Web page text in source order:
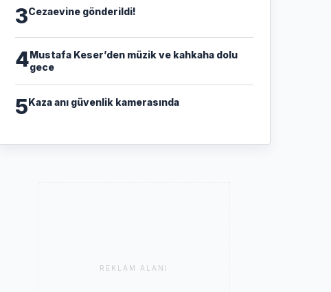
3Cezaevine gönderildi!
4Mustafa Keser’den müzik ve kahkaha dolu
gece
5Kaza anı güvenlik kamerasında
REKLAM ALANI